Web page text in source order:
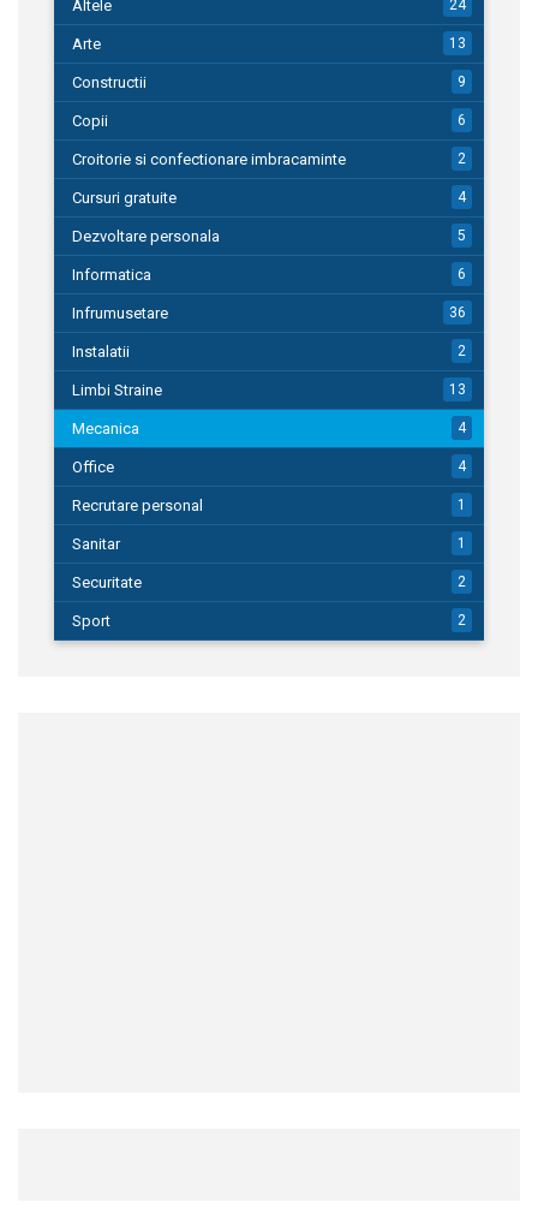
Altele 24
Arte 13
Constructii 9
Copii 6
Croitorie si confectionare imbracaminte 2
Cursuri gratuite 4
Dezvoltare personala 5
Informatica 6
Infrumusetare 36
Instalatii 2
Limbi Straine 13
Mecanica 4
Office 4
Recrutare personal 1
Sanitar 1
Securitate 2
Sport 2